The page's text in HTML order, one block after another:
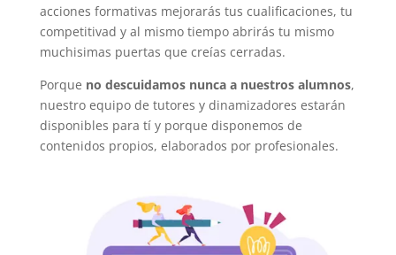
acciones formativas mejorarás tus cualificaciones, tu
competitivad y al mismo tiempo abrirás tu mismo
muchisimas puertas que creías cerradas.
Porque no descuidamos nunca a nuestros alumnos,
nuestro equipo de tutores y dinamizadores estarán
disponibles para tí y porque disponemos de
contenidos propios, elaborados por profesionales.